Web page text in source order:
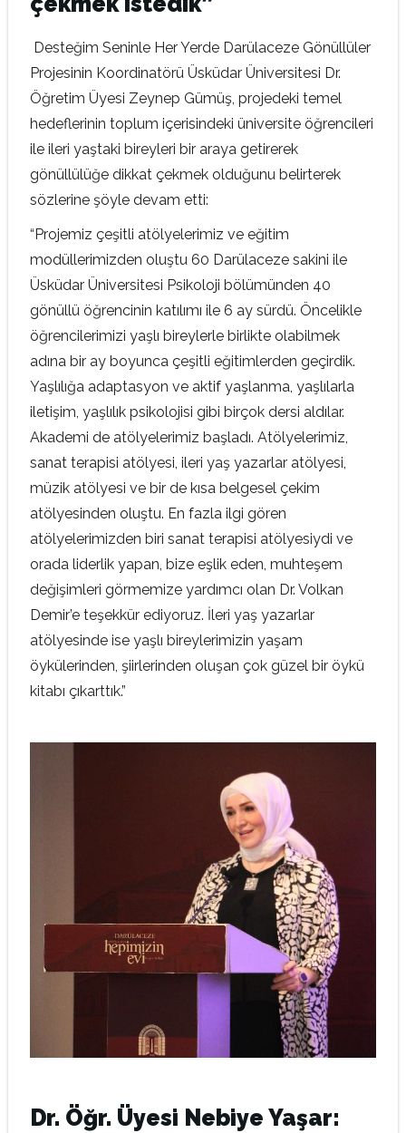
Desteğim Seninle Her Yerde Darülaceze Gönüllüler
Projesinin Koordinatörü Üsküdar Üniversitesi Dr.
Öğretim Üyesi Zeynep Gümüş, projedeki temel
hedeflerinin toplum içerisindeki üniversite öğrencileri
ile ileri yaştaki bireyleri bir araya getirerek
gönüllülüğe dikkat çekmek olduğunu belirterek
sözlerine şöyle devam etti:
“Projemiz çeşitli atölyelerimiz ve eğitim
modüllerimizden oluştu 60 Darülaceze sakini ile
Üsküdar Üniversitesi Psikoloji bölümünden 40
gönüllü öğrencinin katılımı ile 6 ay sürdü. Öncelikle
öğrencilerimizi yaşlı bireylerle birlikte olabilmek
adına bir ay boyunca çeşitli eğitimlerden geçirdik.
Yaşlılığa adaptasyon ve aktif yaşlanma, yaşlılarla
iletişim, yaşlılık psikolojisi gibi birçok dersi aldılar.
Akademi de atölyelerimiz başladı. Atölyelerimiz,
sanat terapisi atölyesi, ileri yaş yazarlar atölyesi,
müzik atölyesi ve bir de kısa belgesel çekim
atölyesinden oluştu. En fazla ilgi gören
atölyelerimizden biri sanat terapisi atölyesiydi ve
orada liderlik yapan, bize eşlik eden, muhteşem
değişimleri görmemize yardımcı olan Dr. Volkan
Demir’e teşekkür ediyoruz. İleri yaş yazarlar
atölyesinde ise yaşlı bireylerimizin yaşam
öykülerinden, şiirlerinden oluşan çok güzel bir öykü
kitabı çıkarttık.”
Dr. Öğr. Üyesi Nebiye Yaşar: